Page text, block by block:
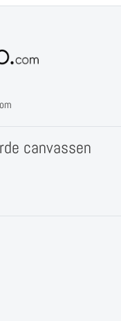
canvassen